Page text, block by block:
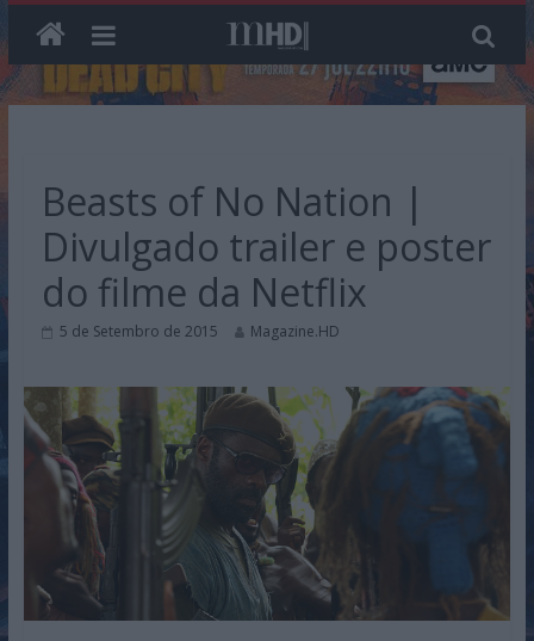
Beasts of No Nation |
Divulgado trailer e poster
do filme da Netflix
5 de Setembro de 2015 Magazine.HD